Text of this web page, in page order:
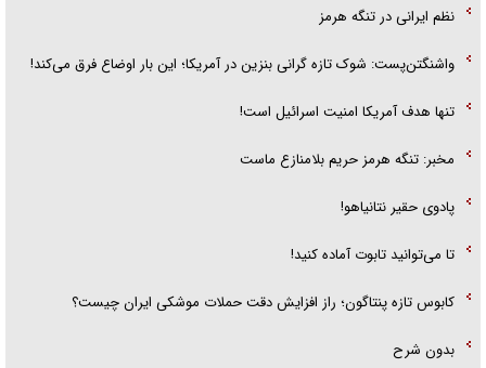
نظم ایرانی در تنگه هرمز
واشنگتن‌پست: شوک تازه گرانی بنزین در آمریکا؛ این بار اوضاع فرق می‌کند!
تنها هدف آمریکا امنیت اسرائیل است!
مخبر: تنگه هرمز حریم بلامنازع ماست
پادوی حقیر نتانیاهو!
تا می‌توانید تابوت آماده کنید!
کابوس تازه پنتاگون؛ راز افزایش دقت حملات موشکی ایران چیست؟
بدون شرح